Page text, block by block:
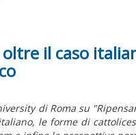
il caso
di Roma su
le forme di